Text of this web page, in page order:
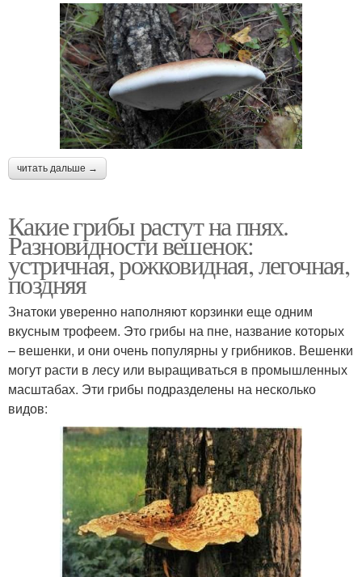
читать дальше →
Какие грибы растут на пнях.
Разновидности вешенок:
устричная, рожковидная, легочная,
поздняя
Знатоки уверенно наполняют корзинки еще одним
вкусным трофеем. Это грибы на пне, название которых
– вешенки, и они очень популярны у грибников. Вешенки
могут расти в лесу или выращиваться в промышленных
масштабах. Эти грибы подразделены на несколько
видов: